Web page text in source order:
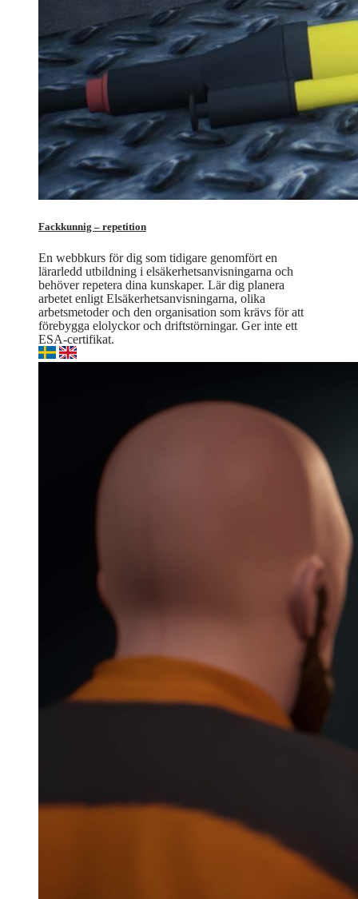
Fackkunnig – repetition
En webbkurs för dig som tidigare genomfört en
lärarledd utbildning i elsäkerhetsanvisningarna och
behöver repetera dina kunskaper. Lär dig planera
arbetet enligt Elsäkerhetsanvisningarna, olika
arbetsmetoder och den organisation som krävs för att
förebygga elolyckor och driftstörningar. Ger inte ett
ESA-certifikat.